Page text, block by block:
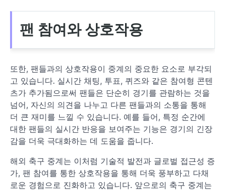
팬 참여와 상호작용
또한, 팬들과의 상호작용이 중계의 중요한 요소로 부각되
고 있습니다. 실시간 채팅, 투표, 퀴즈와 같은 참여형 콘텐
츠가 추가됨으로써 팬들은 단순히 경기를 관람하는 것을
넘어, 자신의 의견을 나누고 다른 팬들과의 소통을 통해
더 큰 재미를 느낄 수 있습니다. 예를 들어, 특정 순간에
대한 팬들의 실시간 반응을 보여주는 기능은 경기의 긴장
감을 더욱 극대화하는 데 도움을 줍니다.
해외 축구 중계는 이처럼 기술적 발전과 글로벌 접근성 증
가, 팬 참여를 통한 상호작용을 통해 더욱 풍부하고 다채
로운 경험으로 진화하고 있습니다. 앞으로의 축구 중계는